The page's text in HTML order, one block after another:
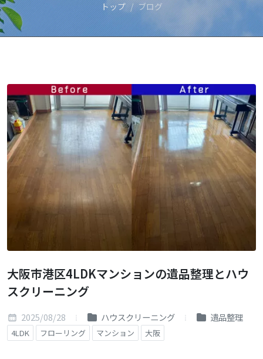
トップ ブログ
大阪市港区4LDKマンションの遺品整理とハウ
スクリーニング
2025/08/28 ハウスクリーニング 遺品整理
4LDK フローリング マンション 大阪